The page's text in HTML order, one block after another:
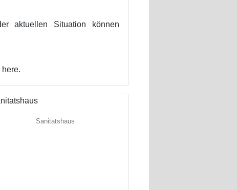
aktuellen Situation können
Sanitatshaus